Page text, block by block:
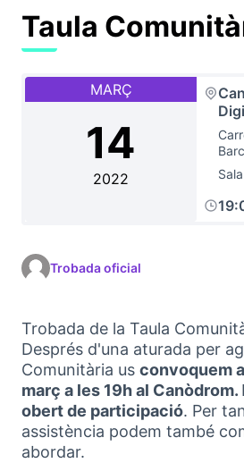
Taula
MARÇ
14
2022
Trobada oficial
Trobada de la Taula
Després d'una aturada per
Comunitària us convoquem
març a les 19h al Canòdrom.
obert de participació. Per
assistència podem també
abordar.